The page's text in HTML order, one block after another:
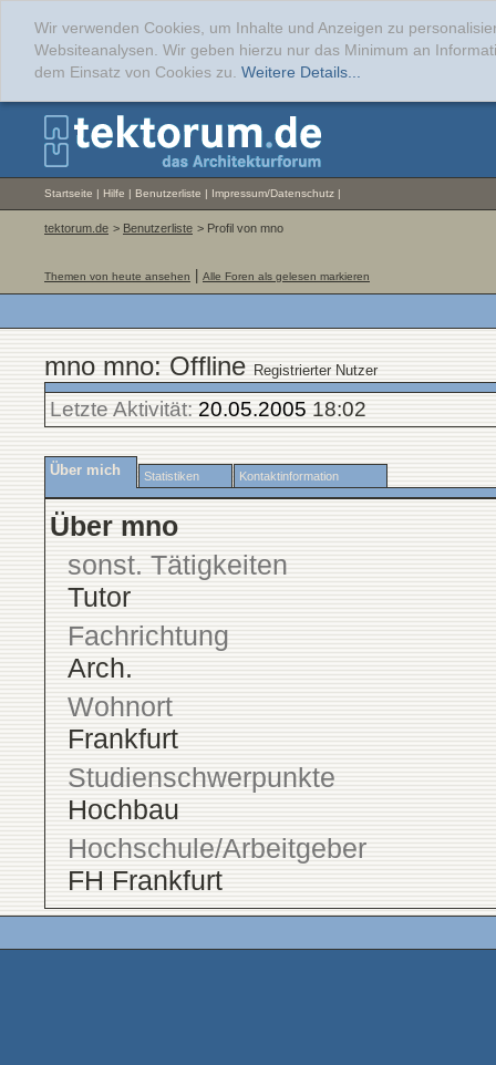
Wir verwenden Cookies, um Inhalte und Anzeigen zu
Websiteanalysen. Wir geben hierzu nur das Minimum an
dem Einsatz von Cookies zu. Weitere Details...
Startseite | Hilfe | Benutzerliste | Impressum/Datenschutz |
tektorum.de > Benutzerliste > Profil von mno
Themen von heute ansehen Alle Foren als gelesen markieren
mno mno: Offline Registrierter Nutzer
Letzte Aktivität: 20.05.2005 18:02
Über mich Statistiken Kontaktinformation
Über mno
sonst. Tätigkeiten
Tutor
Fachrichtung
Arch.
Wohnort
Frankfurt
Studienschwerpunkte
Hochbau
Hochschule/Arbeitgeber
FH Frankfurt